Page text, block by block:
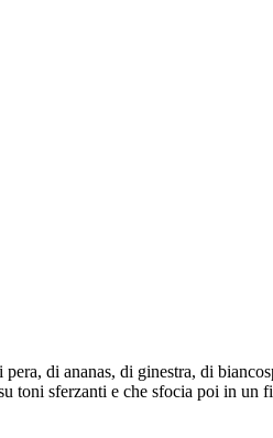
di ananas, di ginestra, di
toni sferzanti e che sfocia poi in un